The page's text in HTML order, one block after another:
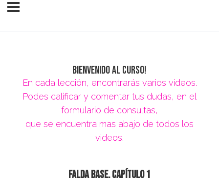
Bienvenido al curso!
En cada lección, encontrarás varios videos.
Podes calificar y comentar tus dudas, en el
formulario de consultas,
que se encuentra mas abajo de todos los
videos.
Falda Base. Capítulo 1